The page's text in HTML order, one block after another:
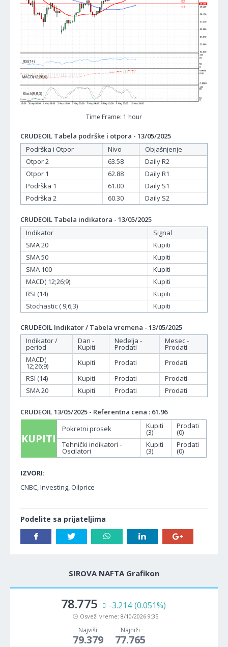
Time Frame: 1 hour
CRUDEOIL Tabela podrške i otpora - 13/05/2025
Podrška i Otpor
Nivo
Objašnjenje
Otpor 2
63.58
Daily R2
Otpor 1
62.88
Daily R1
Podrška 1
61.00
Daily S1
Podrška 2
60.30 Daily S2
CRUDEOIL Tabela indikatora - 13/05/2025
Indikator
Signal
SMA 20
Kupiti
SMA 50
Kupiti
SMA 100
Kupiti
MACD( 12;26;9)
Kupiti
RSI (14)
Kupiti
Stochastic ( 9;6;3)
Kupiti
CRUDEOIL Indikator / Tabela vremena - 13/05/2025
Indikator /
period
Dan -
Kupiti
Nedelja -
Prodati
Mesec -
Prodati
MACD(
12;26;9) Kupiti Prodati
Prodati
RSI (14)
Kupiti Prodati
Prodati
SMA 20
Kupiti Prodati Prodati
CRUDEOIL 13/05/2025 - Referentna cena : 61.96
KUPITI
Pokretni prosek Kupiti
(3)
Prodati
(0)
Tehnički indikatori -
Oscilatori
Kupiti
(3)
Prodati
(0)
IZVORI:
CNBC, Investing, Oilprice
Podelite sa prijateljima
SIROVA NAFTA Grafikon
78.775 -3.214 (0.051%)
Osveži vreme: 8/10/2026 9:35
Najviši
79.379
Najniži
77.765